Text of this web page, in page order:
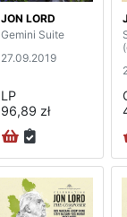
JON LORD
Gemini Suite
27.09.2019
LP
96,89 zł